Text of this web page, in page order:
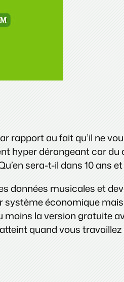
rapport au fait qu’il ne
hyper dérangeant car
sera-t-il dans 10 ans
données musicales et
économique
la version gratuite
quand vous travaillez